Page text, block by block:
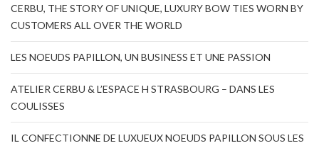
CERBU, THE STORY OF UNIQUE, LUXURY BOW TIES WORN BY
CUSTOMERS ALL OVER THE WORLD
LES NOEUDS PAPILLON, UN BUSINESS ET UNE PASSION
ATELIER CERBU & L’ESPACE H STRASBOURG – DANS LES
COULISSES
IL CONFECTIONNE DE LUXUEUX NOEUDS PAPILLON SOUS LES